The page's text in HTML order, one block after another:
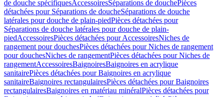
de douche spécifiquesAccessoiresSéparations de douchePièces
détachées pour Séparations de doucheSéparations de douche
latérales pour douche de plain-piedPièces détachées pour
Séparations de douche latérales pour douche de plain-
piedAccessoiresPièces détachées pour AccessoiresNiches de
rangement pour douchesPièces détachées pour Niches de rangement
pour douchesNiches de rangementPièces détachées pour Niches de
rangementAccessoiresBaignoiresBaignoires en acrylique
sanitairePièces détachées pour Baignoires en acrylique
sanitaireBaignoires rectangulairesPièces détachées pour Baignoires
rectangulairesBaignoires en matériau minéralPièces détachées pour